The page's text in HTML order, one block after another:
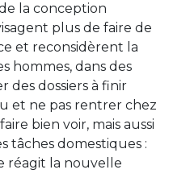
la conception
plus de faire de
et reconsidèrent la
hommes, dans des
des dossiers à finir
et ne pas rentrer chez
bien voir, mais aussi
tâches domestiques :
réagit la nouvelle